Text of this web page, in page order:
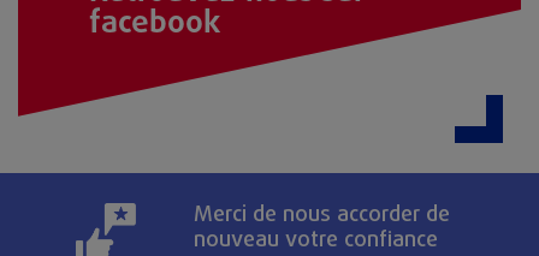
facebook
Merci de nous accorder de
nouveau votre confiance